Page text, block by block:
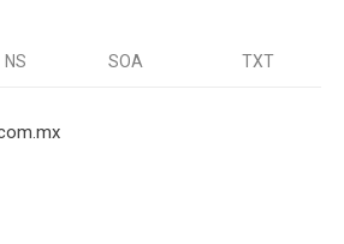
NS SOA TXT